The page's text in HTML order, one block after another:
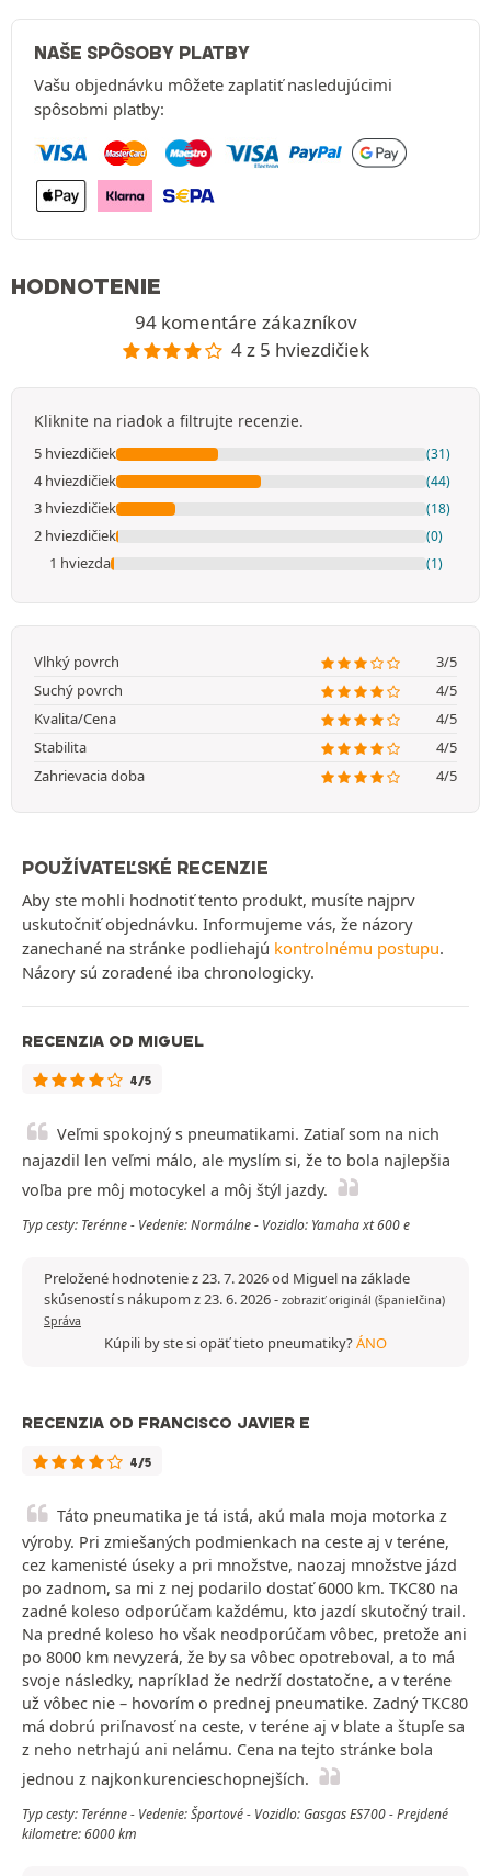
NAŠE SPÔSOBY PLATBY
Vašu objednávku môžete zaplatiť nasledujúcimi
spôsobmi platby:
HODNOTENIE
94 komentáre zákazníkov
4 z 5 hviezdičiek
Kliknite na riadok a filtrujte recenzie.
5 hviezdičiek (31)
4 hviezdičiek (44)
3 hviezdičiek (18)
2 hviezdičiek (0)
1 hviezda (1)
Vlhký povrch
3/5
Suchý povrch
4/5
Kvalita/Cena
4/5
Stabilita
4/5
Zahrievacia doba
4/5
POUŽÍVATEĽSKÉ RECENZIE
Aby ste mohli hodnotiť tento produkt, musíte najprv
uskutočniť objednávku. Informujeme vás, že názory
zanechané na stránke podliehajú kontrolnému postupu.
Názory sú zoradené iba chronologicky.
RECENZIA OD MIGUEL
4/5
Veľmi spokojný s pneumatikami. Zatiaľ som na nich
najazdil len veľmi málo, ale myslím si, že to bola najlepšia
voľba pre môj motocykel a môj štýl jazdy.
Typ cesty: Terénne - Vedenie: Normálne - Vozidlo: Yamaha xt 600 e
Preložené hodnotenie z 23. 7. 2026 od Miguel na základe
skúseností s nákupom z 23. 6. 2026- zobraziť originál (španielčina)
Správa
Kúpili by ste si opäť tieto pneumatiky?ÁNO
RECENZIA OD FRANCISCO JAVIER E
4/5
Táto pneumatika je tá istá, akú mala moja motorka z
výroby. Pri zmiešaných podmienkach na ceste aj v teréne,
cez kamenisté úseky a pri množstve, naozaj množstve jázd
po zadnom, sa mi z nej podarilo dostať 6000 km. TKC80 na
zadné koleso odporúčam každému, kto jazdí skutočný trail.
Na predné koleso ho však neodporúčam vôbec, pretože ani
po 8000 km nevyzerá, že by sa vôbec opotreboval, a to má
svoje následky, napríklad že nedrží dostatočne, a v teréne
už vôbec nie – hovorím o prednej pneumatike. Zadný TKC80
má dobrú priľnavosť na ceste, v teréne aj v blate a štupľe sa
z neho netrhajú ani nelámu. Cena na tejto stránke bola
jednou z najkonkurencieschopnejších.
Typ cesty: Terénne - Vedenie: Športové - Vozidlo: Gasgas ES700 - Prejdené
kilometre: 6000 km